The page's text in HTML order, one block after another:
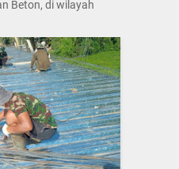
Beton, di wilayah